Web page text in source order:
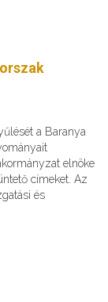
a Baranya
elnöke
címeket. Az
és